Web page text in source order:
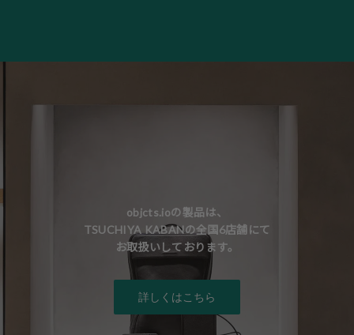
objcts.ioの製品は、
TSUCHIYA KABANの全国6店舗にて
お取扱いしております。
詳しくはこちら